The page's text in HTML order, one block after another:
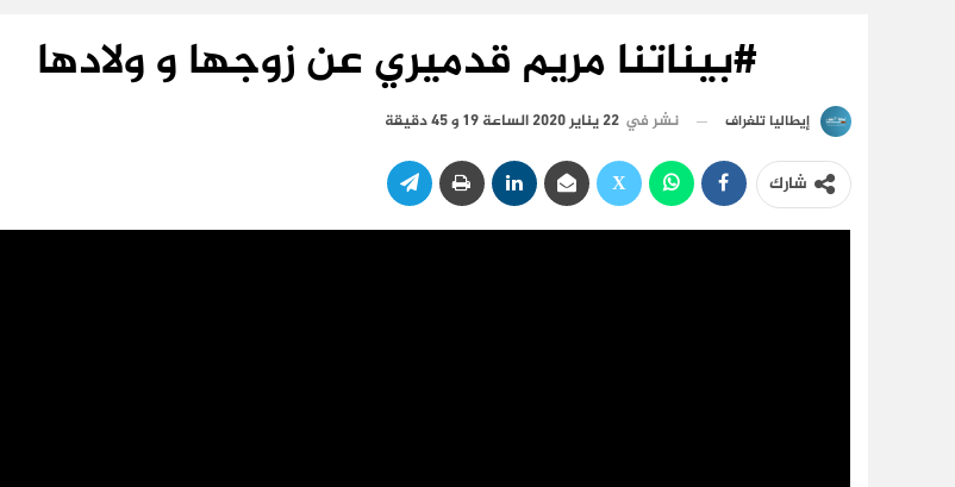
#بيناتنا مريم قدميري عن زوجها و ولادها
إيطاليا تلغراف نشر في 22 يناير 2020 الساعة 19 و 45 دقيقة
شارك